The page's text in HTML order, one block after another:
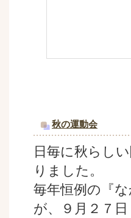
秋の運動会
日毎に秋らし
りました。
毎年恒例の『な
が、９月２７